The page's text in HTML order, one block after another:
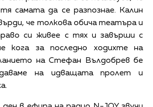
самата да се разпознае. Калин
че толкова обича театъра и
си живее с тях и завърши с
кога за последно ходихте на
на Стефан Вълдобрев бе
на идващата пролет и